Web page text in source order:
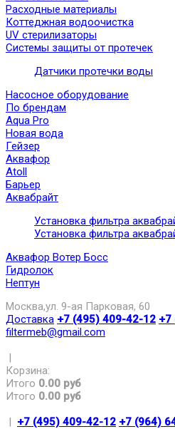
Расходные материалы
Коттеджная водоочистка
UV стерилизаторы
Системы защиты от протечек
Датчики протечки воды
Насосное оборудование
По брендам
Aqua Pro
Новая вода
Гейзер
Аквафор
Atoll
Барьер
Аквабрайт
Установка фильтра
Установка фильтра
Аквафор Вотер Босс
Гидролок
Нептун
Москва,ул. 9-ая Парковая, 60
Доставка +7 (495) 409-42-12 +7
filtermeb@gmail.com
|
Корзина:
Итого 0.00 руб
Итого 0.00 руб
| +7 (495) 409-42-12 +7 (964)